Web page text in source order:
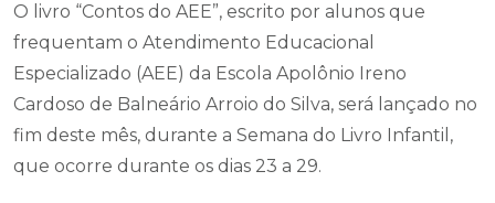
O livro “Contos do AEE”, escrito por alunos que
frequentam o Atendimento Educacional
Especializado (AEE) da Escola Apolônio Ireno
Cardoso de Balneário Arroio do Silva, será lançado no
fim deste mês, durante a Semana do Livro Infantil,
que ocorre durante os dias 23 a 29.